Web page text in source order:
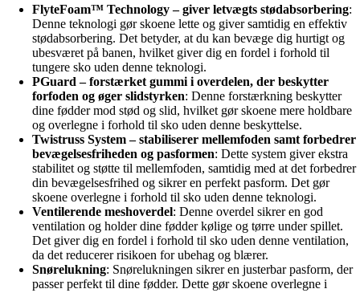
FlyteFoam™ Technology – giver letvægts stødabsorbering:
Denne teknologi gør skoene lette og giver samtidig en effektiv
stødabsorbering. Det betyder, at du kan bevæge dig hurtigt og
ubesværet på banen, hvilket giver dig en fordel i forhold til
tungere sko uden denne teknologi.
PGuard – forstærket gummi i overdelen, der beskytter
forfoden og øger slidstyrken: Denne forstærkning beskytter
dine fødder mod stød og slid, hvilket gør skoene mere holdbare
og overlegne i forhold til sko uden denne beskyttelse.
Twistruss System – stabiliserer mellemfoden samt forbedrer
bevægelsesfriheden og pasformen: Dette system giver ekstra
stabilitet og støtte til mellemfoden, samtidig med at det forbedrer
din bevægelsesfrihed og sikrer en perfekt pasform. Det gør
skoene overlegne i forhold til sko uden denne teknologi.
Ventilerende meshoverdel: Denne overdel sikrer en god
ventilation og holder dine fødder kølige og tørre under spillet.
Det giver dig en fordel i forhold til sko uden denne ventilation,
da det reducerer risikoen for ubehag og blærer.
Snørelukning: Snørelukningen sikrer en justerbar pasform, der
passer perfekt til dine fødder. Dette gør skoene overlegne i